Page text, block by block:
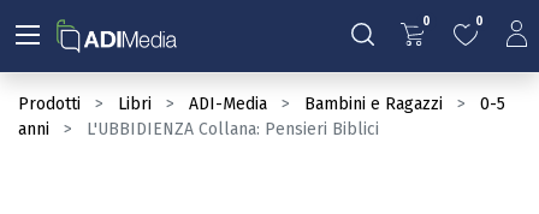
0 0
Prodotti Libri ADI-Media Bambini e Ragazzi
0-5
anni
L'UBBIDIENZA Collana: Pensieri Biblici